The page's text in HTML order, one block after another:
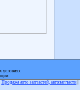
условиях
Продажа авто запчастей, автозапчасти|